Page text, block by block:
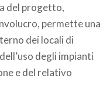
del progetto,
permette una
dei locali di
degli impianti
e del relativo